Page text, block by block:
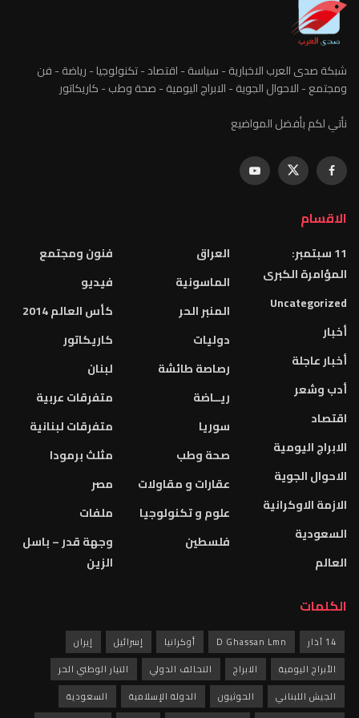
شبكة صدى العرب الاخبارية - سياسة - اقتصاد - تكنولوجيا - رياضة - فن
ومجتمع - الاحوال الجوية - الابراج اليومية - صحة وطب - كاريكاتور
نأتي لكم بأفضل المواضيع
الاقسام
11 سبتمبر:
المؤامرة الكبرى
Uncategorized
أخبار
أخبار عاجلة
أدب وشعر
اقتصاد
الابراج اليومية
الاحوال الجوية
الازمة الاوكرانية
السعودية
العالم
العراق
الماسونية
المنبر الحر
دوليات
رصاصة طائشة
ريــاضة
سوريا
صحة وطب
عقارات و مقاولات
علوم و تكنولوجيا
فلسطين
فنون ومجتمع
فيديو
كأس العالم 2014
كاريكاتور
لبنان
متفرقات عربية
متفرقات لبنانية
مثلث برمودا
مصر
ملفات
وجهة قدر – باسل
الزين
الكلمات
14 آذار D Ghassan Lmn أوكرانيا إسرائيل
إيران
الأبراج اليومية
الابراج التحالف الدولي
التيار الوطني الحر
الجيش اللبناني
الحوثيون الدولة الإسلامية
السعودية